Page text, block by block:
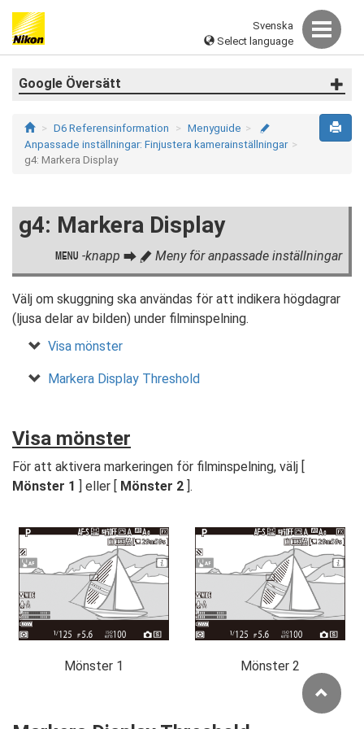
Svenska
Select language
Google Översätt
D6 Referensinformation Menyguide A
Anpassade inställningar: Finjustera kamerainställningar
g4: Markera Display
g4: Markera Display
G -knapp U A Meny för anpassade inställningar
Välj om skuggning ska användas för att indikera högdagrar
(ljusa delar av bilden) under filminspelning.
Visa mönster
Markera Display Threshold
Visa mönster
För att aktivera markeringen för filminspelning, välj [
Mönster 1 ] eller [ Mönster 2 ].
Mönster 1 Mönster 2